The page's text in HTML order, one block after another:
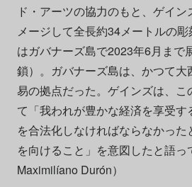
ド・アーツの協力のもと、ゲイ
メージして全長約34メートルの
はガバナーズ島で2023年6月まで
鎖）。ガバナーズ島は、かつて大
易の拠点だった。ゲインズは、こ
て「我われが豊かな経済を享受
を合法化しなければならなかった
を向けること」を意図したと語っ
Maximilíano Durón）